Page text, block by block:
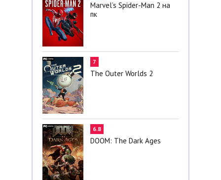
Marvel’s Spider-Man 2 на
пк
7
The Outer Worlds 2
6.8
DOOM: The Dark Ages